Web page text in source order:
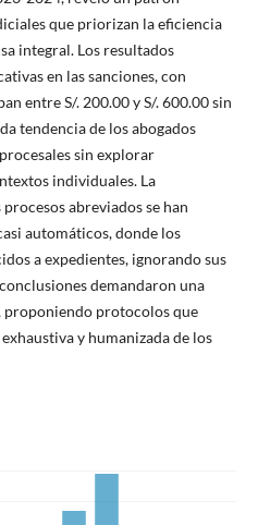
que priorizan la eficiencia
integral. Los resultados
en las sanciones, con
entre S/. 200.00 y S/. 600.00 sin
tendencia de los abogados
sin explorar
individuales. La
abreviados se han
automáticos, donde los
a expedientes, ignorando sus
demandaron una
protocolos que
y humanizada de los